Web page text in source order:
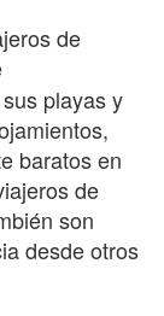
de
playas y
baratos en
de
son
desde otros